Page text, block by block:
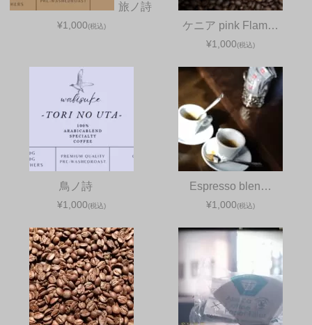
旅ノ詩
¥1,000(税込) ケニア pink Flam…
¥1,000(税込)
鳥ノ詩
¥1,000(税込)
Espresso blen…
¥1,000(税込)